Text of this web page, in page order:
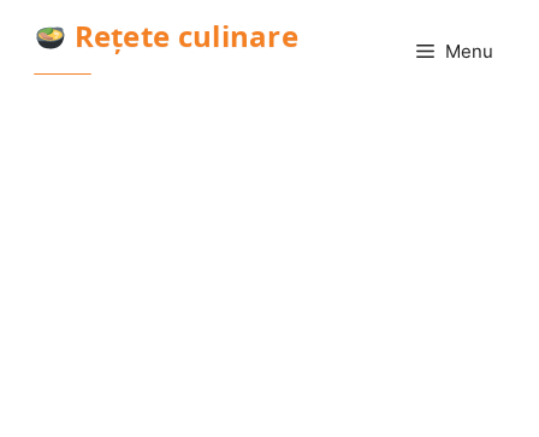
conținut
Rețete culinare Menu